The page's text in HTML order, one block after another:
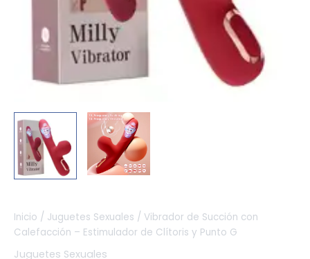
Inicio / Juguetes Sexuales / Vibrador de Succión con
Calefacción – Estimulador de Clítoris y Punto G
Juguetes Sexuales